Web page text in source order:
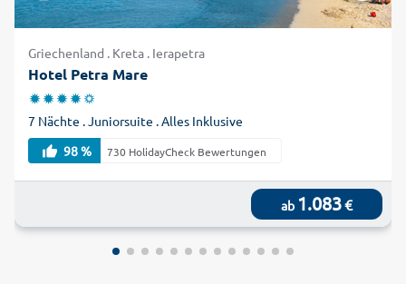
Griechenland . Kreta . Ierapetra
Hotel Petra Mare
7 Nächte . Juniorsuite . Alles Inklusive
98 %
730 HolidayCheck Bewertungen
ab 1.083€